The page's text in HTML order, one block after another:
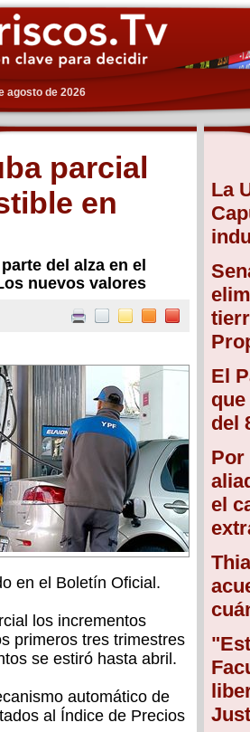
agosto de 2026
La
El
del
Por
el
parcial
en
del alza en el
nuevos valores
en el Boletín Oficial.
los incrementos
primeros tres trimestres
se estiró hasta abril.
automático de
al Índice de Precios